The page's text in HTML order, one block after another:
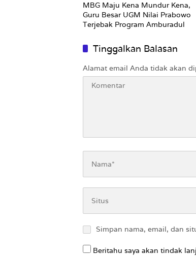
MBG Maju Kena Mundur Kena,
Guru Besar UGM Nilai Prabowo
Terjebak Program Amburadul
Tinggalkan Balasan
Alamat email Anda tidak akan
Simpan nama, email, dan
Beritahu saya akan tindak